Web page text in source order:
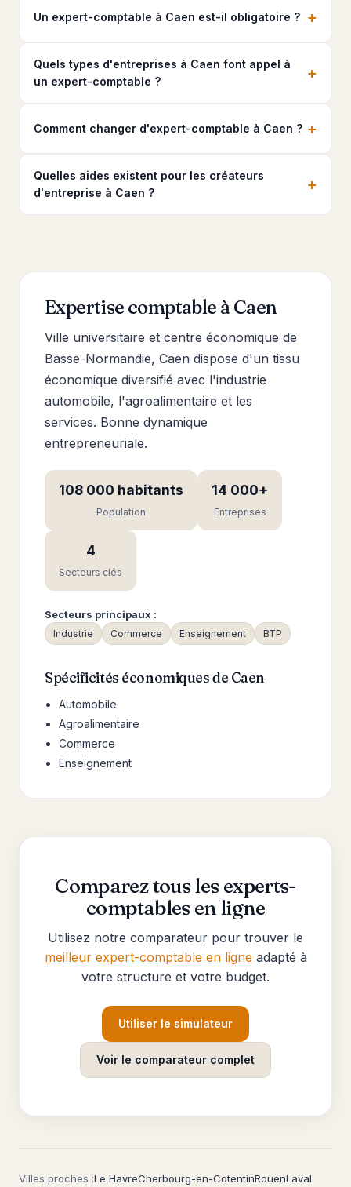
Un expert-comptable à Caen est-il obligatoire ? +
Quels types d'entreprises à Caen font appel à
un expert-comptable ?
+
Comment changer d'expert-comptable à Caen ? +
Quelles aides existent pour les créateurs
d'entreprise à Caen ?
+
Expertise comptable à Caen
Ville universitaire et centre économique de
Basse-Normandie, Caen dispose d'un tissu
économique diversifié avec l'industrie
automobile, l'agroalimentaire et les
services. Bonne dynamique
entrepreneuriale.
108 000 habitants
Population
14 000+
Entreprises
4
Secteurs clés
Secteurs principaux :
Industrie Commerce Enseignement BTP
Spécificités économiques de Caen
Automobile
Agroalimentaire
Commerce
Enseignement
Comparez tous les experts-
comptables en ligne
Utilisez notre comparateur pour trouver le
meilleur expert-comptable en ligneadapté à
votre structure et votre budget.
Utiliser le simulateur
Voir le comparateur complet
Villes proches :Le HavreCherbourg-en-CotentinRouenLaval